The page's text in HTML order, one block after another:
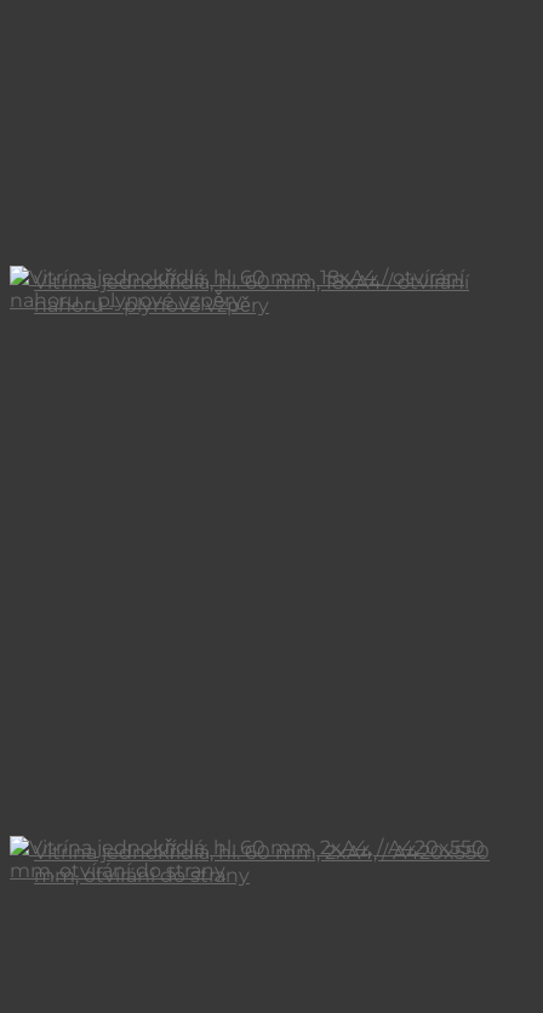
Vitrína jednokřídlá, hl. 60 mm, 18xA4 / otvírání
nahoru – plynové vzpěry
Vitrína jednokřídlá, hl. 60 mm, 2xA4, / A420x550
mm, otvírání do strany